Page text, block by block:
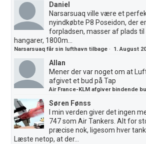
Daniel
Narsarsuaq ville være et
nyindkøbte P8 Poseidon, der
forpladsen, masser af plads
hangarer, 1800m...
Narsarsuaq får sin lufthavn tilbage · 1. August
Allan
Mener der var noget om at
afgivet et bud på Tap
Air France-KLM afgiver bindende
Søren Fønss
I min verden giver det ingen
747 som Air Tankers. Alt for
præcise nok, ligesom hver
Læste netop, at der...